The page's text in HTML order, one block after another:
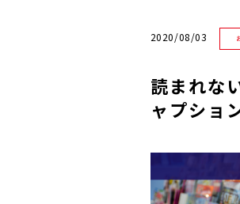
2020/08/03
読まれな
ャプショ